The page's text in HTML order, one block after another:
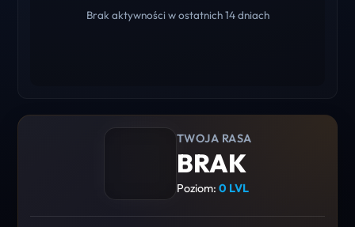
Brak aktywności w ostatnich 14 dniach
TWOJA RASA
BRAK
Poziom: 0 LVL